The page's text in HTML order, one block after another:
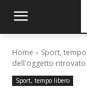
Home Sport,
dell'oggetto ritrovato
Sport, tempo libero